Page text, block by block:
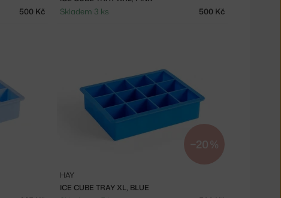
500 Kč Skladem 3 ks 500 Kč
−20 %
ICE CUBE TRAY XL, BLUE
HAY